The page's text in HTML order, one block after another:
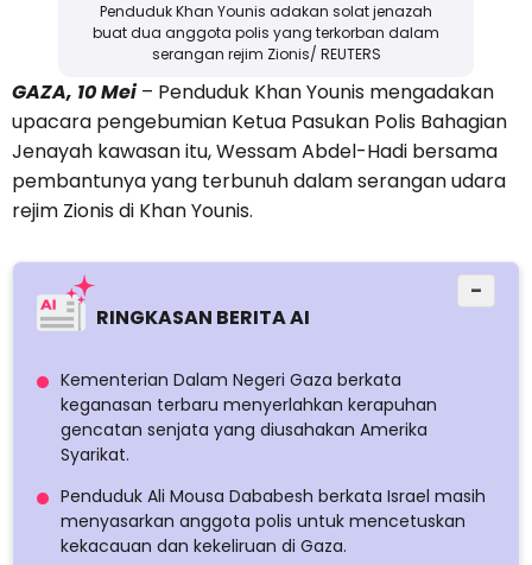
Penduduk Khan Younis adakan solat jenazah
buat dua anggota polis yang terkorban dalam
serangan rejim Zionis/ REUTERS
GAZA, 10 Mei– Penduduk Khan Younis mengadakan
upacara pengebumian Ketua Pasukan Polis Bahagian
Jenayah kawasan itu, Wessam Abdel-Hadi bersama
pembantunya yang terbunuh dalam serangan udara
rejim Zionis di Khan Younis.
RINGKASAN BERITA AI
−
Kementerian Dalam Negeri Gaza berkata
keganasan terbaru menyerlahkan kerapuhan
gencatan senjata yang diusahakan Amerika
Syarikat.
Penduduk Ali Mousa Dababesh berkata Israel masih
menyasarkan anggota polis untuk mencetuskan
kekacauan dan kekeliruan di Gaza.